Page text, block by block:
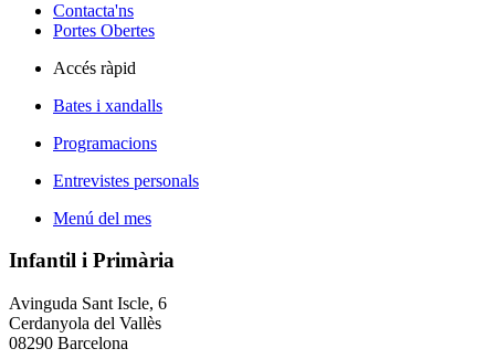
Contacta'ns
Portes Obertes
Accés ràpid
Bates i xandalls
Programacions
Entrevistes personals
Menú del mes
Infantil i Primària
Avinguda Sant Iscle, 6
Cerdanyola del Vallès
08290 Barcelona